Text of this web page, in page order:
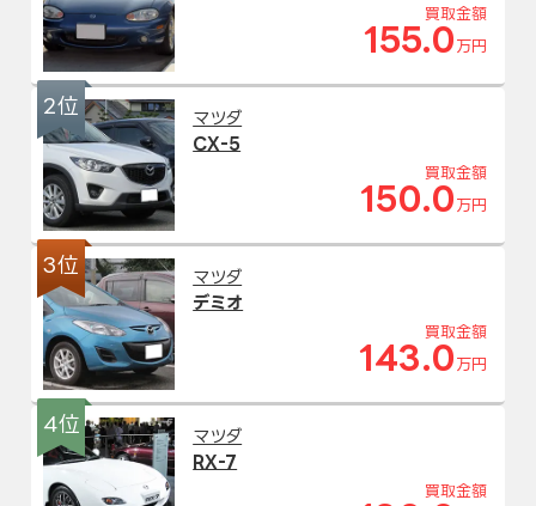
買取金額
155.0 万円
2位
マツダ
CX-5
買取金額
150.0 万円
3位
マツダ
デミオ
買取金額
143.0 万円
4位
マツダ
RX-7
買取金額